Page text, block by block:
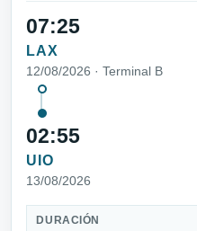
07:25
LAX
12/08/2026 · Terminal B
02:55
UIO
13/08/2026
DURACIÓN